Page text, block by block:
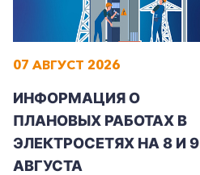
07 АВГУСТ 2026
ИНФОРМАЦИЯ О
ПЛАНОВЫХ РАБОТАХ В
ЭЛЕКТРОСЕТЯХ НА 8 И 9
АВГУСТА